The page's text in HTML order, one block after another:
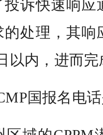
诉快速响应
处理，其响
以内，进而
国报名电